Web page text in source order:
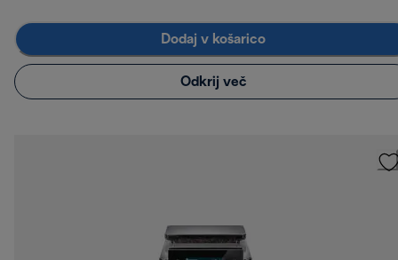
Dodaj v košarico
Odkrij več